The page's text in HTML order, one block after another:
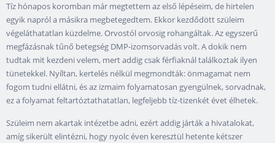
Tíz hónapos koromban már megtettem az első lépéseim, de hirtelen
egyik napról a másikra megbetegedtem. Ekkor kezdődött szüleim
végeláthatatlan küzdelme. Orvostól orvosig rohangáltak. Az egyszerű
megfázásnak tűnő betegség DMP-izomsorvadás volt. A dokik nem
tudtak mit kezdeni velem, mert addig csak férfiaknál találkoztak ilyen
tünetekkel. Nyíltan, kertelés nélkül megmondták: önmagamat nem
fogom tudni ellátni, és az izmaim folyamatosan gyengülnek, sorvadnak,
ez a folyamat feltartóztathatatlan, legfeljebb tíz-tizenkét évet élhetek.
Szüleim nem akartak intézetbe adni, ezért addig járták a hivatalokat,
amíg sikerült elintézni, hogy nyolc éven keresztül hetente kétszer